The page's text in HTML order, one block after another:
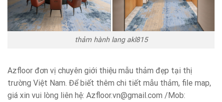
thảm hành lang akl815
Azfloor đơn vị chuyên giới thiệu mẫu thảm đẹp tại thị
trường Việt Nam. Để biết thêm chi tiết mẫu thảm, file map,
giá xin vui lòng liên hệ: Azfloor.vn@gmail.com /Mob: